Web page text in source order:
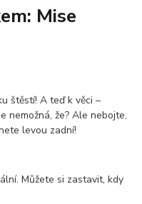
Mise
štěstí! A teď k věci –
nemožná, že? Ale nebojte,
levou zadní!
Můžete si zastavit, kdy